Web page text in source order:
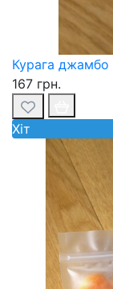
Курага джамбо
167 грн.
Хiт